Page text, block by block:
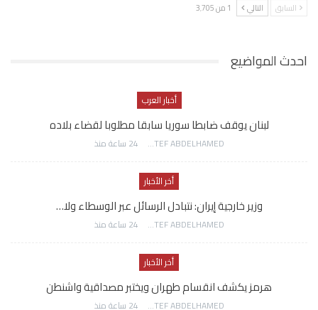
السابق التالي 1 من 3٬705
احدث المواضيع
أخبار العرب
لبنان يوقف ضابطا سوريا سابقا مطلوبا لقضاء بلاده
AWATEF ABDELHAMED 24 ساعة منذ
أخر الأخبار
وزير خارجية إيران: نتبادل الرسائل عبر الوسطاء ولا…
AWATEF ABDELHAMED 24 ساعة منذ
أخر الأخبار
هرمز يكشف انقسام طهران ويختبر مصداقية واشنطن
AWATEF ABDELHAMED 24 ساعة منذ